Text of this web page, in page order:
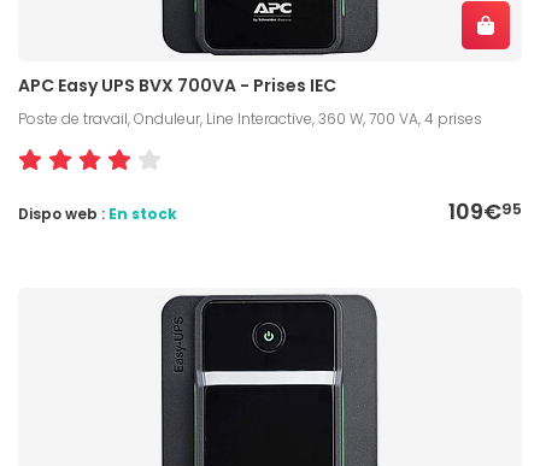
APC Easy UPS BVX 700VA - Prises IEC
Poste de travail, Onduleur, Line Interactive, 360 W, 700 VA, 4 prises
109€95
Dispo web : En stock